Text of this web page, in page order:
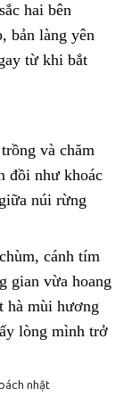
hai bên
bản làng yên
từ khi bắt
và chăm
đồi như khoác
núi rừng
cánh tím
gian vừa hoang
hà mùi hương
lòng mình trở